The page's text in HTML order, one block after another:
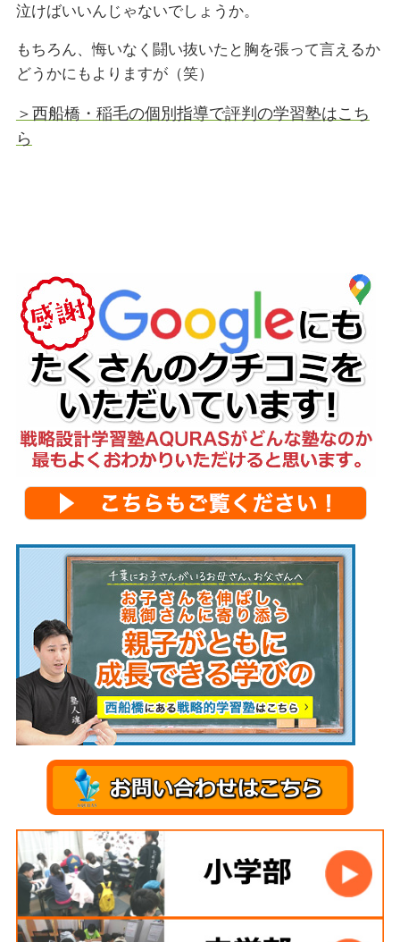
泣けばいいんじゃないでしょうか。
もちろん、悔いなく闘い抜いたと胸を張って言えるか
どうかにもよりますが（笑）
＞西船橋・稲毛の個別指導で評判の学習塾はこち
ら